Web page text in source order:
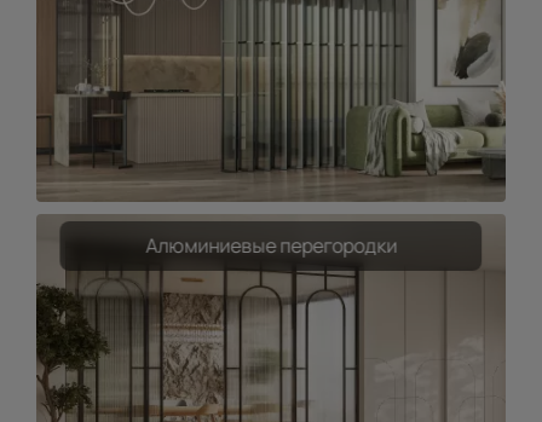
Алюминиевые перегородки